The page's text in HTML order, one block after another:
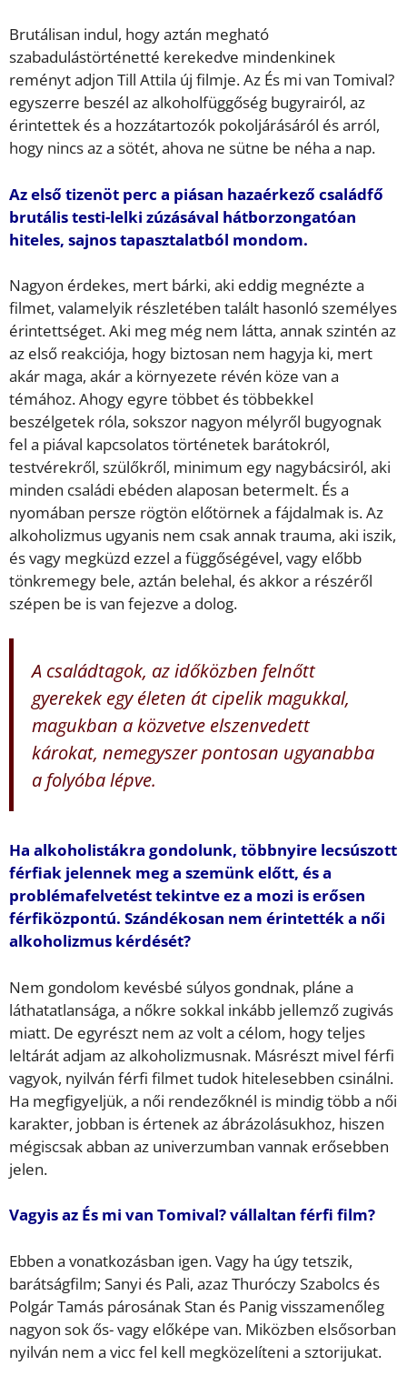
Brutálisan indul, hogy aztán megható
szabadulástörténetté kerekedve mindenkinek
reményt adjon Till Attila új filmje. Az És mi van Tomival?
egyszerre beszél az alkoholfüggőség bugyrairól, az
érintettek és a hozzátartozók pokoljárásáról és arról,
hogy nincs az a sötét, ahova ne sütne be néha a nap.
Az első tizenöt perc a piásan hazaérkező családfő
brutális testi-lelki zúzásával hátborzongatóan
hiteles, sajnos tapasztalatból mondom.
Nagyon érdekes, mert bárki, aki eddig megnézte a
filmet, valamelyik részletében talált hasonló személyes
érintettséget. Aki meg még nem látta, annak szintén az
az első reakciója, hogy biztosan nem hagyja ki, mert
akár maga, akár a környezete révén köze van a
témához. Ahogy egyre többet és többekkel
beszélgetek róla, sokszor nagyon mélyről bugyognak
fel a piával kapcsolatos történetek barátokról,
testvérekről, szülőkről, minimum egy nagybácsiról, aki
minden családi ebéden alaposan betermelt. És a
nyomában persze rögtön előtörnek a fájdalmak is. Az
alkoholizmus ugyanis nem csak annak trauma, aki iszik,
és vagy megküzd ezzel a függőségével, vagy előbb
tönkremegy bele, aztán belehal, és akkor a részéről
szépen be is van fejezve a dolog.
A családtagok, az időközben felnőtt
gyerekek egy életen át cipelik magukkal,
magukban a közvetve elszenvedett
károkat, nemegyszer pontosan ugyanabba
a folyóba lépve.
Ha alkoholistákra gondolunk, többnyire lecsúszott
férfiak jelennek meg a szemünk előtt, és a
problémafelvetést tekintve ez a mozi is erősen
férfiközpontú. Szándékosan nem érintették a női
alkoholizmus kérdését?
Nem gondolom kevésbé súlyos gondnak, pláne a
láthatatlansága, a nőkre sokkal inkább jellemző zugivás
miatt. De egyrészt nem az volt a célom, hogy teljes
leltárát adjam az alkoholizmusnak. Másrészt mivel férfi
vagyok, nyilván férfi filmet tudok hitelesebben csinálni.
Ha megfigyeljük, a női rendezőknél is mindig több a női
karakter, jobban is értenek az ábrázolásukhoz, hiszen
mégiscsak abban az univerzumban vannak erősebben
jelen.
Vagyis az És mi van Tomival? vállaltan férfi film?
Ebben a vonatkozásban igen. Vagy ha úgy tetszik,
barátságfilm; Sanyi és Pali, azaz Thuróczy Szabolcs és
Polgár Tamás párosának Stan és Panig visszamenőleg
nagyon sok ős- vagy előképe van. Miközben elsősorban
nyilván nem a vicc fel kell megközelíteni a sztorijukat.